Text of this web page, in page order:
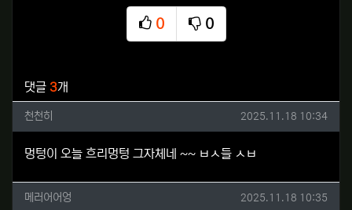
0
추천
0
비추천
댓글 3개
천천히님의 댓글
천천히 작성일
2025.11.18 10:34
멍텅이 오늘 흐리멍텅 그자체네 ~~ ㅂㅅ들 ㅅㅂ
메러어어엉님의 댓글
메러어어엉 작성일
2025.11.18 10:35